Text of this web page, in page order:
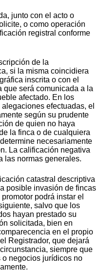
junto con el acto o
o como operación
registral conforme
de la
si la misma coincidiera
inscrita o con el
que será comunicada a la
afectado. En los
efectuadas, el
según su prudente
de quien no haya
la finca o de cualquiera
necesariamente
La calificación negativa
las normas generales.
catastral descriptiva
posible invasión de fincas
podrá instar el
salvo que los
hayan prestado su
solicitada, bien en
en el propio
Registrador, que dejará
siempre que
negocios jurídicos no